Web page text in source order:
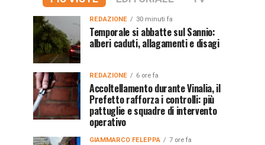
REDAZIONE 30 minuti fa
Temporale si abbatte sul Sannio:
alberi caduti, allagamenti e disagi
REDAZIONE 6 ore fa
Accoltellamento durante Vinalia, il
Prefetto rafforza i controlli: più
pattuglie e squadre di intervento
operativo
GIAMMARCO FELEPPA 7 ore fa